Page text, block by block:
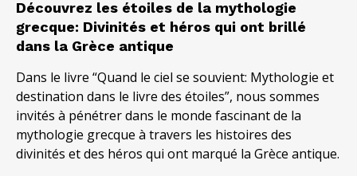
Découvrez les étoiles de la mythologie
grecque: Divinités et héros qui ont brillé
dans la Grèce antique
Dans le livre “Quand le ciel se souvient: Mythologie et
destination dans le livre des étoiles”, nous sommes
invités à pénétrer dans le monde fascinant de la
mythologie grecque à travers les histoires des
divinités et des héros qui ont marqué la Grèce antique.